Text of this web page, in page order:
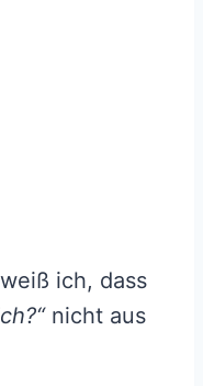
ich, dass
nicht aus